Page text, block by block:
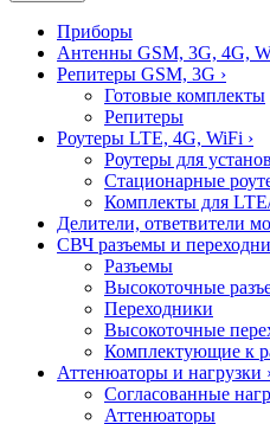
Приборы
Антенны GSM, 3G, 4G,
Репитеры GSM, 3G ›
Готовые комплекты
Репитеры
Роутеры LTE, 4G, WiFi ›
Роутеры для
Стационарные
Комплекты для
Делители, ответвители
СВЧ разъемы и
Разъемы
Высокоточные
Переходники
Высокоточные
Комплектующие к
Аттенюаторы и нагрузки
Согласованные
Аттенюаторы